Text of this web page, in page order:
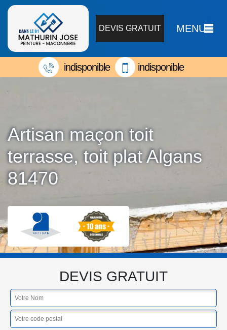
DEVIS GRATUIT MENU
indisponible indisponible
Artisan maçon toit
terrasse, toit plat Algans
81470
DEVIS GRATUIT